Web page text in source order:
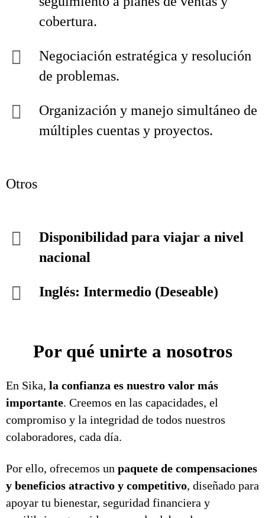
cobertura.
Negociación estratégica y resolución
de problemas.
Organización y manejo simultáneo de
múltiples cuentas y proyectos.
Otros
Disponibilidad para viajar a nivel
nacional
Inglés: Intermedio (Deseable)
Por qué unirte a nosotros
En Sika, la confianza es nuestro valor más
importante. Creemos en las capacidades, el
compromiso y la integridad de todos nuestros
colaboradores, cada día.
Por ello, ofrecemos un paquete de compensaciones
y beneficios atractivo y competitivo, diseñado para
apoyar tu bienestar, seguridad financiera y